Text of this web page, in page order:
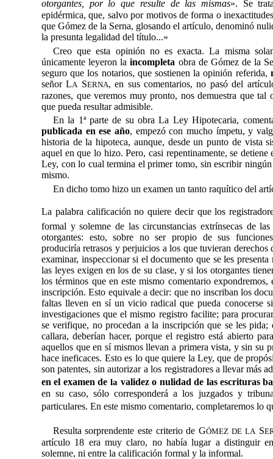
otorgantes, por lo que resulte de las mismas».
Se
epidérmica, que, salvo por motivos de forma o
que Gómez de la Serna, glosando el artículo, denominó
la presunta legalidad del título...»
Creo que esta opinión no es exacta. La misma
únicamente leyeron laincompleta obra de Gómez de la
seguro que los notarios, que sostienen la opinión referida,
señor LA SERNA, en sus comentarios, no pasó del
razones, que veremos muy pronto, nos demuestra que tal
que pueda resultar admisible.
En la 1ª parte de su obra La Ley Hipotecaria,
publicada en ese año, empezó con mucho ímpetu, y
historia de la hipoteca, aunque, desde un punto de vista
aquel en que lo hizo. Pero, casi repentinamente, se
Ley, con lo cual termina el primer tomo, sin escribir
mismo.
En dicho tomo hizo un examen un tanto raquítico del
La palabra calificación no quiere decir que los
formal y solemne de las circunstancias extrínsecas de
otorgantes: esto, sobre no ser propio de sus
produciría retrasos y perjuicios a los que tuvieran
examinar, inspeccionar si el documento que se les
las leyes exigen en los de su clase, y si los otorgantes
los términos que en este mismo comentario expondremos,
inscripción. Esto equivale a decir: que no inscriban los
faltas lleven en sí un vicio radical que pueda conocerse
investigaciones que el mismo registro facilite; para
se verifique, no procedan a la inscripción que se les
callara, deberían hacer, porque el registro está abierto
aquellos que en sí mismos llevan a primera vista, y sin su
hace ineficaces. Esto es lo que quiere la Ley, que de
son patentes, sin autorizar a los registradores a llevar más
en el examen de la validez o nulidad de las escrituras
en su caso, sólo corresponderá a los juzgados y
particulares. En este mismo comentario, completaremos lo
Resulta sorprendente este criterio de GÓMEZ DE LA S
artículo 18 era muy claro, no había lugar a distinguir
solemne, ni entre la calificación formal y la informal.